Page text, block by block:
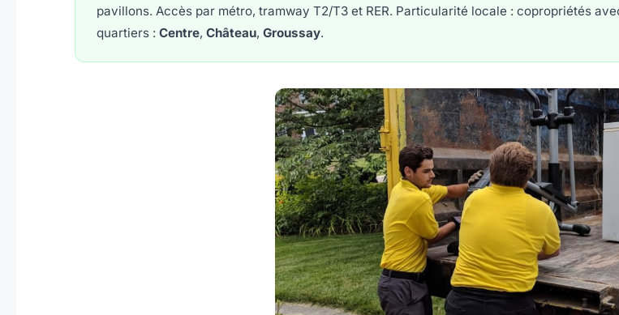
pavillons. Accès par métro, tramway T2/T3 et RER. Particularité locale : copropriétés
quartiers : Centre, Château, Groussay.